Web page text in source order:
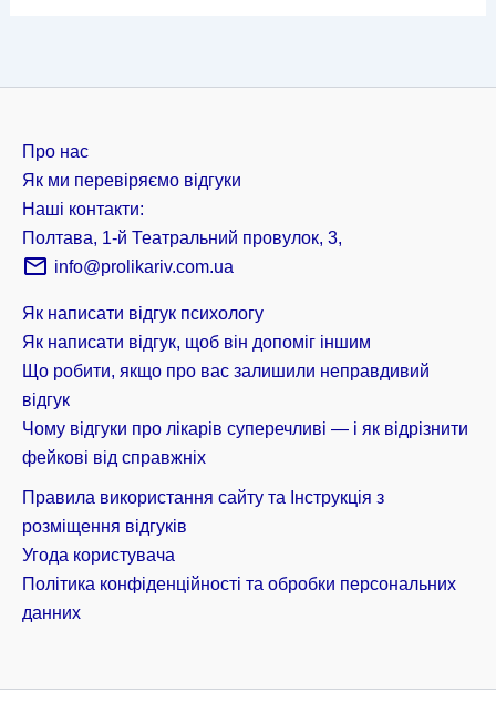
Про нас
Як ми перевіряємо відгуки
Наші контакти:
Полтава, 1-й Театральний провулок, 3,
info@prolikariv.com.ua
Як написати відгук психологу
Як написати відгук, щоб він допоміг іншим
Що робити, якщо про вас залишили неправдивий
відгук
Чому відгуки про лікарів суперечливі — і як відрізнити
фейкові від справжніх
Правила використання сайту та Інструкція з
розміщення відгуків
Угода користувача
Політика конфіденційності та обробки персональних
данних